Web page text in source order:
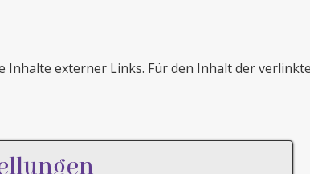
externer Links. Für den Inhalt der